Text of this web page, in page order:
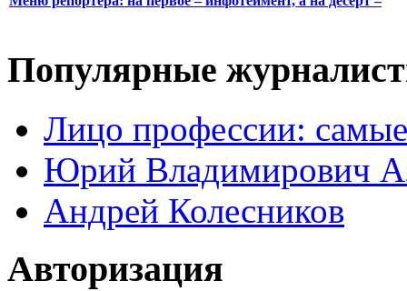
Популярные
Лицо профессии:
Юрий Владимирович
Андрей Колесников
Авторизация